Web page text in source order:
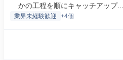
かの工程を順にキャッチアップ...
業界未経験歓迎 +4個